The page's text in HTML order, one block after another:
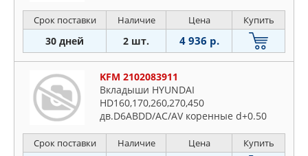
Срок поставки Наличие Цена Купить
30 дней 2 шт. 4 936 р.
KFM 2102083911
Вкладыши HYUNDAI
HD160,170,260,270,450
дв.D6ABDD/AC/AV коренные d+0.50
Срок поставки Наличие Цена Купить